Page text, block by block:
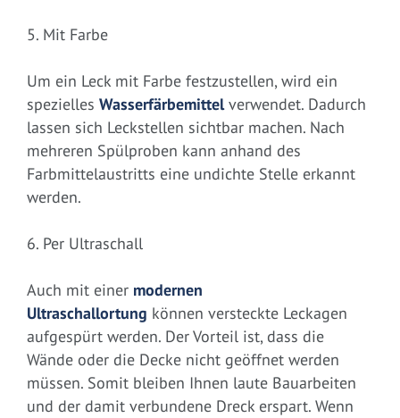
5. Mit Farbe
Um ein Leck mit Farbe festzustellen, wird ein
spezielles Wasserfärbemittelverwendet. Dadurch
lassen sich Leckstellen sichtbar machen. Nach
mehreren Spülproben kann anhand des
Farbmittelaustritts eine undichte Stelle erkannt
werden.
6. Per Ultraschall
Auch mit einer modernen
Ultraschallortung können versteckte Leckagen
aufgespürt werden. Der Vorteil ist, dass die
Wände oder die Decke nicht geöffnet werden
müssen. Somit bleiben Ihnen laute Bauarbeiten
und der damit verbundene Dreck erspart. Wenn